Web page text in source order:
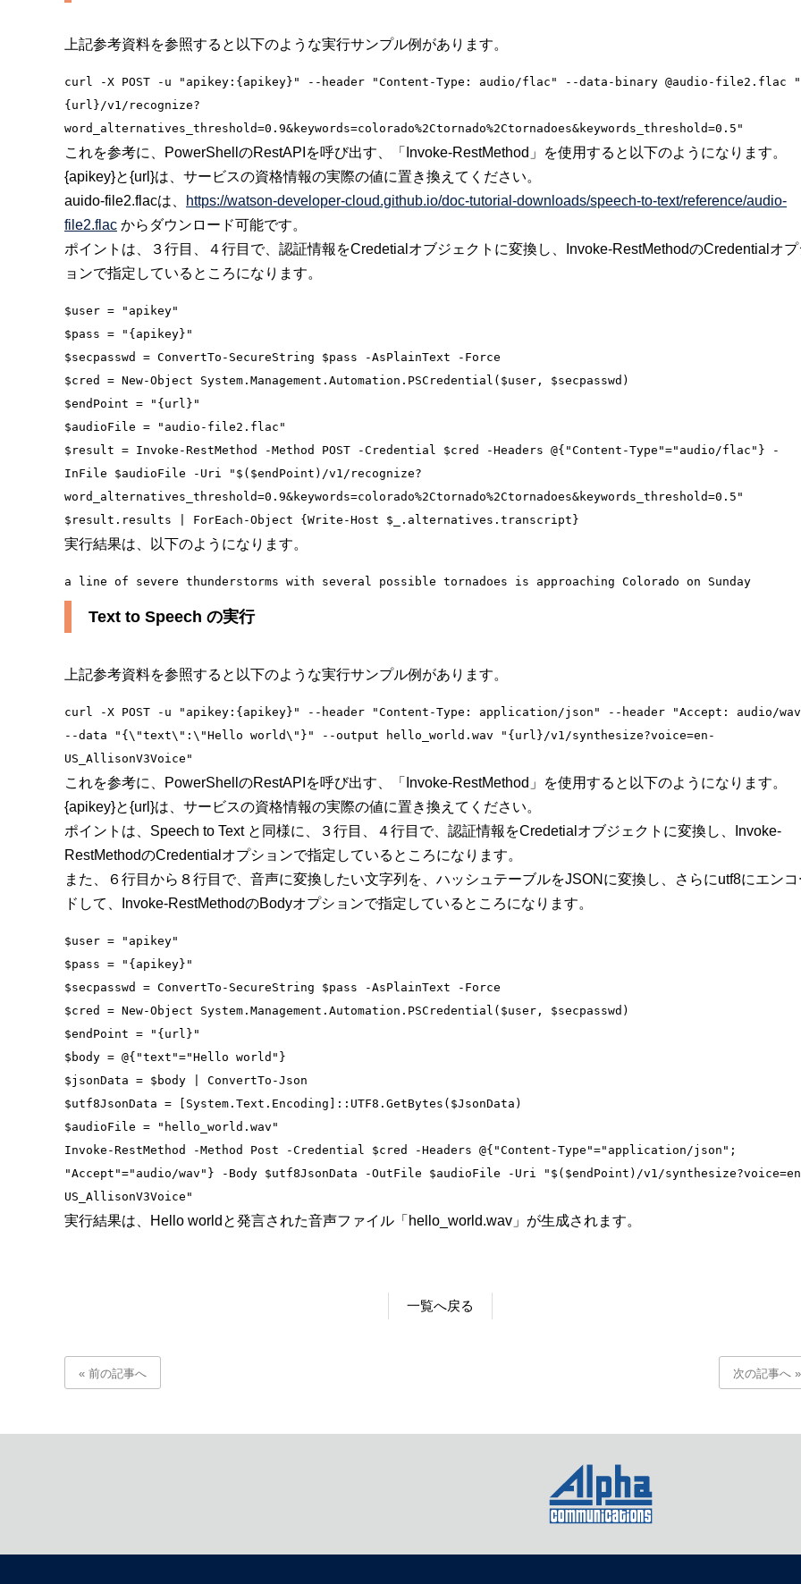
上記参考資料を参照すると以下のような実行サンプル例があります。
curl -X POST -u "apikey:{apikey}" --header "Content-Type: audio/flac" --data-binary @audio-file2.flac "
{url}/v1/recognize?
これを参考に、PowerShellのRestAPIを呼び出す、「Invoke-RestMethod」を使用すると以下のようになります。
{apikey}と{url}は、サービスの資格情報の実際の値に置き換えてください。
auido-file2.flacは、
https://watson-developer-cloud.github.io/doc-tutorial-downloads/speech-to-text/reference/audio-
file2.flac からダウンロード可能です。
ポイントは、３行目、４行目で、認証情報をCredetialオブジェクトに変換し、Invoke-RestMethodのCredentialオプ
ョンで指定しているところになります。
$user = "apikey"
$pass = "{apikey}"
$secpasswd = ConvertTo-SecureString $pass -AsPlainText -Force
$cred = New-Object System.Management.Automation.PSCredential($user, $secpasswd)
$endPoint = "{url}"
$audioFile = "audio-file2.flac"
$result = Invoke-RestMethod -Method POST -Credential $cred -Headers @{"Content-Type"="audio/flac"} -
InFile $audioFile -Uri "$($endPoint)/v1/recognize?
word_alternatives_threshold=0.9&keywords=colorado%2Ctornado%2Ctornadoes&keywords_threshold=0.5"
実行結果は、以下のようになります。
Text to Speech の実行
上記参考資料を参照すると以下のような実行サンプル例があります。
curl -X POST -u "apikey:{apikey}" --header "Content-Type: application/json" --header "Accept: audio/
--data "{\"text\":\"Hello world\"}" --output hello_world.wav "{url}/v1/synthesize?voice=en-
これを参考に、PowerShellのRestAPIを呼び出す、「Invoke-RestMethod」を使用すると以下のようになります。
{apikey}と{url}は、サービスの資格情報の実際の値に置き換えてください。
ポイントは、Speech to Text と同様に、３行目、４行目で、認証情報をCredetialオブジェクトに変換し、Invoke-
RestMethodのCredentialオプションで指定しているところになります。
また、６行目から８行目で、音声に変換したい文字列を、ハッシュテーブルをJSONに変換し、さらにutf8にエンコ
ドして、Invoke-RestMethodのBodyオプションで指定しているところになります。
$user = "apikey"
$pass = "{apikey}"
$secpasswd = ConvertTo-SecureString $pass -AsPlainText -Force
$cred = New-Object System.Management.Automation.PSCredential($user, $secpasswd)
$endPoint = "{url}"
$body = @{"text"="Hello world"}
$jsonData = $body | ConvertTo-Json
$utf8JsonData = [System.Text.Encoding]::UTF8.GetBytes($JsonData)
$audioFile = "hello_world.wav"
Invoke-RestMethod -Method Post -Credential $cred -Headers @{"Content-Type"="application/json";
"Accept"="audio/wav"} -Body $utf8JsonData -OutFile $audioFile -Uri "$($endPoint)/v1/
実行結果は、Hello worldと発言された音声ファイル「hello_world.wav」が生成されます。
一覧へ戻る
« 前の記事へ 次の記事へ »